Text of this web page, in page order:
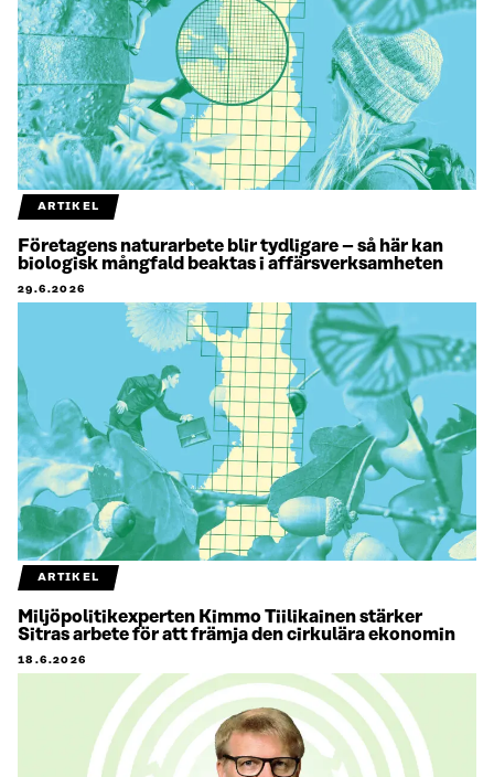
ARTIKEL
Företagens naturarbete blir tydligare – så här kan
biologisk mångfald beaktas i affärsverksamheten
29.6.2026
ARTIKEL
Miljöpolitikexperten Kimmo Tiilikainen stärker
Sitras arbete för att främja den cirkulära ekonomin
18.6.2026